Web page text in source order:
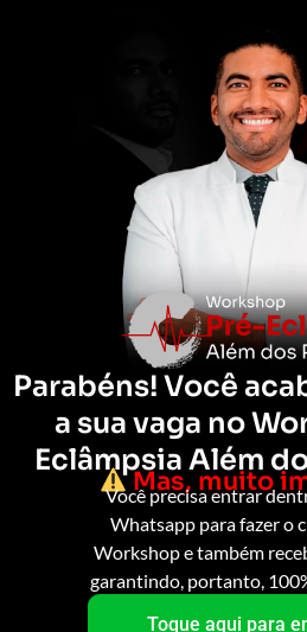
Parabéns! Você
a sua vaga no
Eclâmpsia Além
Mas, muito
Você precisa entrar
Whatsapp para fazer o
Workshop e também
garantindo, portanto,
Toque aqui para